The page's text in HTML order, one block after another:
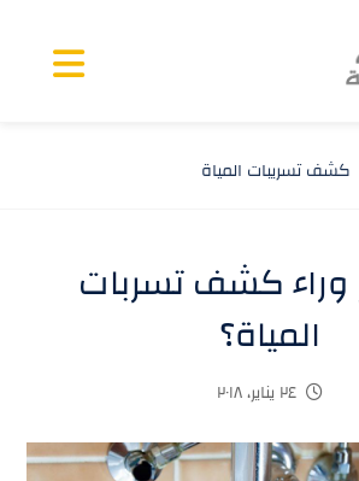
كشف تسريبات المياة
وراء كشف تسربات
المياة؟
٢٤ يناير، ٢٠١٨